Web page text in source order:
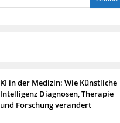
KI in der Medizin: Wie Künstliche
Intelligenz Diagnosen, Therapie
und Forschung verändert